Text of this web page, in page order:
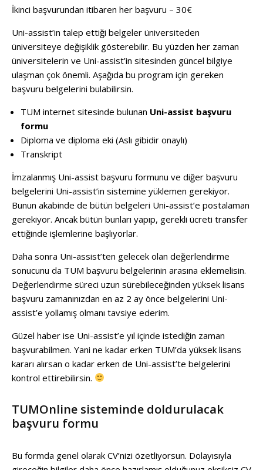
İkinci başvurundan itibaren her başvuru – 30€
Uni-assist’in talep ettiği belgeler üniversiteden
üniversiteye değişiklik gösterebilir. Bu yüzden her zaman
üniversitelerin ve Uni-assist’in sitesinden güncel bilgiye
ulaşman çok önemli. Aşağıda bu program için gereken
başvuru belgelerini bulabilirsin.
TUM internet sitesinde bulunan Uni-assist başvuru
formu
Diploma ve diploma eki (Aslı gibidir onaylı)
Transkript
İmzalanmış Uni-assist başvuru formunu ve diğer başvuru
belgelerini Uni-assist’in sistemine yüklemen gerekiyor.
Bunun akabinde de bütün belgeleri Uni-assist’e postalaman
gerekiyor. Ancak bütün bunları yapıp, gerekli ücreti transfer
ettiğinde işlemlerine başlıyorlar.
Daha sonra Uni-assist’ten gelecek olan değerlendirme
sonucunu da TUM başvuru belgelerinin arasına eklemelisin.
Değerlendirme süreci uzun sürebileceğinden yüksek lisans
başvuru zamanınızdan en az 2 ay önce belgelerini Uni-
assist’e yollamış olmanı tavsiye ederim.
Güzel haber ise Uni-assist’e yıl içinde istediğin zaman
başvurabilmen. Yani ne kadar erken TUM’da yüksek lisans
kararı alırsan o kadar erken de Uni-assist’te belgelerini
kontrol ettirebilirsin.
TUMOnline sisteminde doldurulacak
başvuru formu
Bu formda genel olarak CV’nizi özetliyorsun. Dolayısıyla